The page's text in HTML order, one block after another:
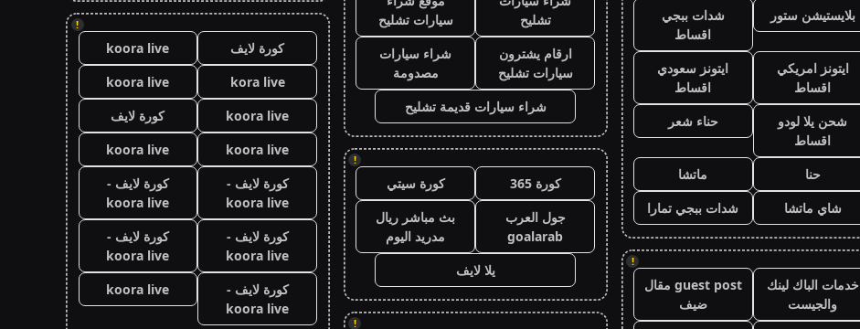
بلايستيشن ستور
شدات ببجي
اقساط
ايتونز امريكي
اقساط
ايتونز سعودي
اقساط
شحن يلا لودو
اقساط
حناء شعر
حنا
ماتشا
شاي ماتشا
شدات ببجي تمارا
!
خدمات الباك لينك
والجيست
guest post مقال
ضيف
تشليح
سيارات تشليح
ارقام يشترون
سيارات تشليح
شراء سيارات
مصدومة
شراء سيارات قديمة تشليح
!
كورة 365
كورة سيتي
جول العرب
goalarab
بث مباشر ريال
مدريد اليوم
يلا لايف
!
!
كورة لايف
koora live
kora live
koora live
koora live
كورة لايف
koora live
koora live
كورة لايف -
koora live
كورة لايف -
koora live
كورة لايف -
koora live
كورة لايف -
koora live
كورة لايف -
koora live
koora live